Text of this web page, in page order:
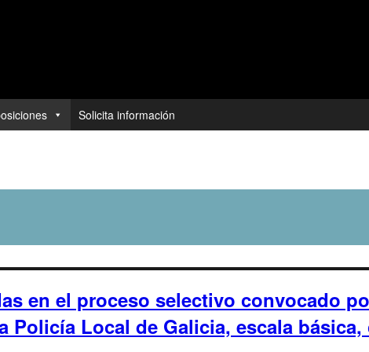
Solicita información
en el proceso selectivo convocado
Policía Local de Galicia, escala